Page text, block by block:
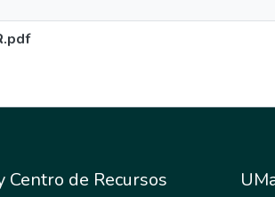
Centro de Recursos